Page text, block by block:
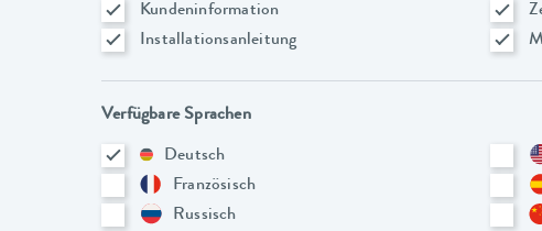
Kundeninformation
Installationsanleitung
Verfügbare Sprachen
Deutsch
Französisch
Russisch